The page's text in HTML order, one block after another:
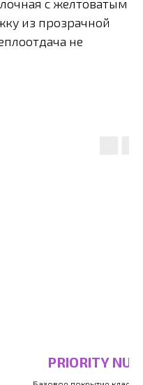
с желтоватым
из прозрачной
не
PRIORITY